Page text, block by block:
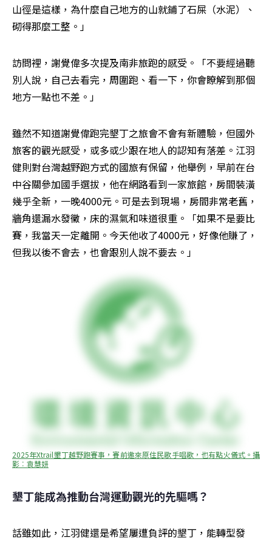
山徑是這樣，為什麼自己地方的山就鋪了石屎（水泥）、
砌得那麼工整。」
訪問裡，謝覺偉多次提及南非旅跑的感受。「不要經過聽
別人說，自己去看完，周圍跑、看一下，你會瞭解到那個
地方一點也不差。」
雖然不知道謝覺偉跑完墾丁之旅會不會有新體驗，但國外
旅客的觀光感受，或多或少跟在地人的認知有落差。江羽
健則對台灣越野跑方式的國旅有保留，他舉例，早前在台
中谷關參加國手選拔，他在網路看到一家旅館，房間裝潢
幾乎全新，一晚4000元。可是去到現場，房間非常老舊，
牆角還漏水發黴，床的濕氣和味道很重。「如果不是要比
賽，我當天一定離開。今天他收了4000元，好像他賺了，
但我以後不會去，也會跟別人說不要去。」
2025年Xtrail墾丁越野跑賽事，賽前邀來原住民歌手唱歌，也有點火儀式。攝
影︰袁慧妍
墾丁能成為推動台灣運動觀光的先驅嗎？
話雖如此，江羽健還是希望屢遭負評的墾丁，能轉型發